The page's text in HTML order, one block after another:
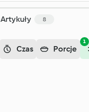
Artykuły 8
1
Czas Porcje